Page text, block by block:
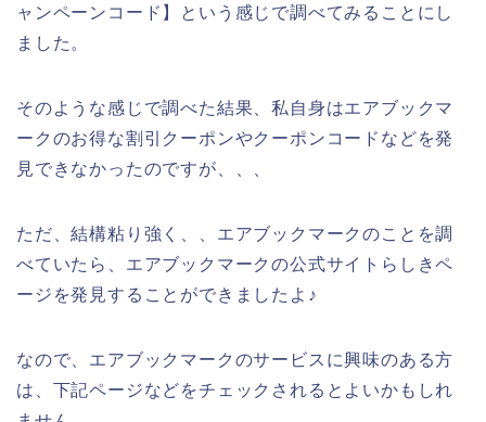
ャンペーンコード】という感じで調べてみることにし
ました。
そのような感じで調べた結果、私自身はエアブックマ
ークのお得な割引クーポンやクーポンコードなどを発
見できなかったのですが、、、
ただ、結構粘り強く、、エアブックマークのことを調
べていたら、エアブックマークの公式サイトらしきペ
ージを発見することができましたよ♪
なので、エアブックマークのサービスに興味のある方
は、下記ページなどをチェックされるとよいかもしれ